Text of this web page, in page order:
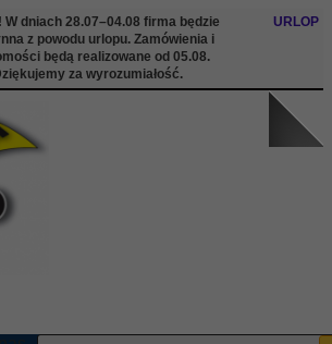
W dniach 28.07–04.08 firma będzie
z powodu urlopu. Zamówienia i
będą realizowane od 05.08.
za wyrozumiałość.
URLOP